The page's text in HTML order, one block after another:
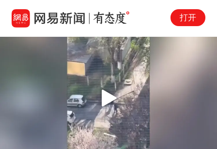
打开
Play